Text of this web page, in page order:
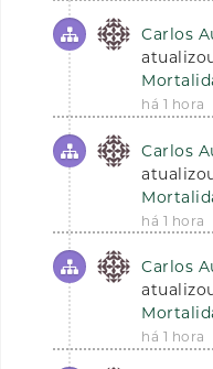
Carlos
há 1 hora
Carlos
há 1 hora
Carlos
há 1 hora